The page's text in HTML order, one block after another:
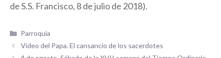
de S.S. Francisco, 8 de julio de 2018).
Categorías
Parroquia
Video del Papa. El cansancio de los sacerdotes